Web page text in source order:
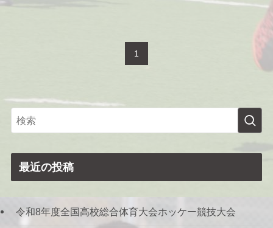
1
最近の投稿
令和8年度全国高校総合体育大会ホッケー競技大会